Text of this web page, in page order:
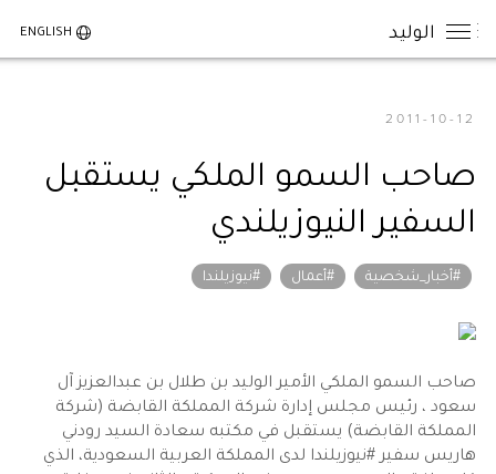
الوليد
الوليد عن قرب
قصته
نهجه وفلسفته
أخباره الشخصية
نظرة عامة
الانجازات
2011-10-12
صاحب السمو الملكي يستقبل
السفير النيوزيلندي
#أخبار_شخصية #أعمال #نيوزيلندا
صاحب السمو الملكي الأمير الوليد بن طلال بن عبدالعزيز آل
سعود ، رئيس مجلس إدارة شركة المملكة القابضة (شركة
المملكة القابضة) يستقبل في مكتبه سعادة السيد رودني
هاريس سفير #نيوزيلندا لدى المملكة العربية السعودية، الذي